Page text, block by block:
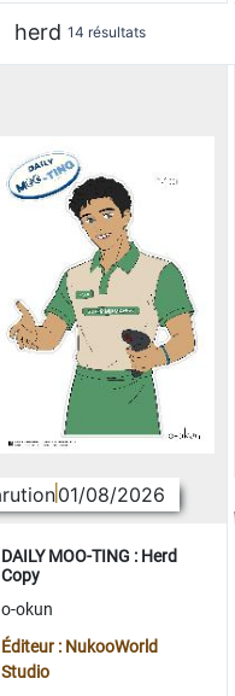
herd 14 résultats
01/08/2026
DAILY MOO-TING : Herd
Copy
o-okun
Éditeur : NukooWorld
Studio